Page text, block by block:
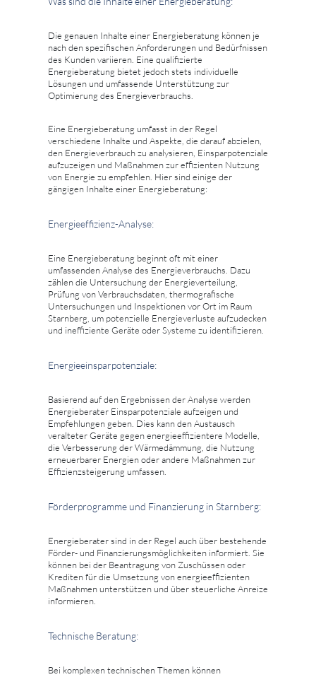
Die genauen Inhalte einer Energieberatung können je
nach den spezifischen Anforderungen und Bedürfnissen
des Kunden variieren. Eine qualifizierte
Energieberatung bietet jedoch stets individuelle
Lösungen und umfassende Unterstützung zur
Optimierung des Energieverbrauchs.
Eine Energieberatung umfasst in der Regel
verschiedene Inhalte und Aspekte, die darauf abzielen,
den Energieverbrauch zu analysieren, Einsparpotenziale
aufzuzeigen und Maßnahmen zur effizienten Nutzung
von Energie zu empfehlen. Hier sind einige der
gängigen Inhalte einer Energieberatung:
Energieeffizienz-Analyse:
Eine Energieberatung beginnt oft mit einer
umfassenden Analyse des Energieverbrauchs. Dazu
zählen die Untersuchung der Energieverteilung,
Prüfung von Verbrauchsdaten, thermografische
Untersuchungen und Inspektionen vor Ort im Raum
Starnberg, um potenzielle Energieverluste aufzudecken
und ineffiziente Geräte oder Systeme zu identifizieren.
Energieeinsparpotenziale:
Basierend auf den Ergebnissen der Analyse werden
Energieberater Einsparpotenziale aufzeigen und
Empfehlungen geben. Dies kann den Austausch
veralteter Geräte gegen energieeffizientere Modelle,
die Verbesserung der Wärmedämmung, die Nutzung
erneuerbarer Energien oder andere Maßnahmen zur
Effizienzsteigerung umfassen.
Förderprogramme und Finanzierung in Starnberg:
Energieberater sind in der Regel auch über bestehende
Förder- und Finanzierungsmöglichkeiten informiert. Sie
können bei der Beantragung von Zuschüssen oder
Krediten für die Umsetzung von energieeffizienten
Maßnahmen unterstützen und über steuerliche Anreize
informieren.
Technische Beratung:
Bei komplexen technischen Themen können